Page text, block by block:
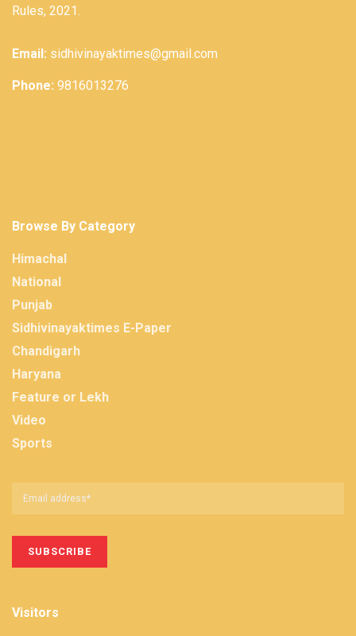
Rules, 2021.
Email: sidhivinayaktimes@gmail.com
Phone: 9816013276
Browse By Category
Himachal
National
Punjab
Sidhivinayaktimes E-Paper
Chandigarh
Haryana
Feature or Lekh
Video
Sports
Visitors